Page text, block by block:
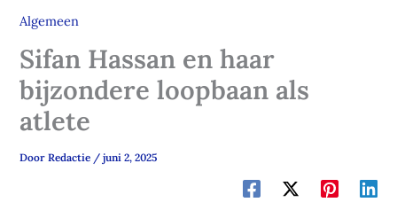
Algemeen
Sifan Hassan en haar
bijzondere loopbaan als
atlete
DoorRedactie /juni 2, 2025